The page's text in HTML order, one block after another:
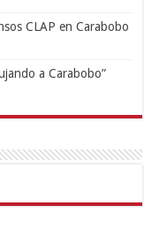
CLAP en Carabobo
a Carabobo”